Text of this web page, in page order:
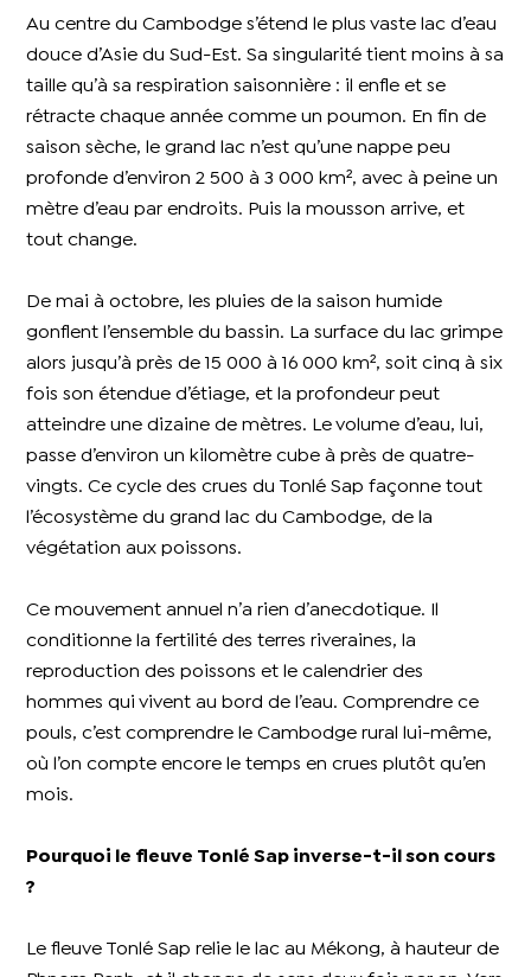
Au centre du Cambodge s’étend le plus vaste lac d’eau
douce d’Asie du Sud-Est. Sa singularité tient moins à sa
taille qu’à sa respiration saisonnière : il enfle et se
rétracte chaque année comme un poumon. En fin de
saison sèche, le grand lac n’est qu’une nappe peu
profonde d’environ 2 500 à 3 000 km², avec à peine un
mètre d’eau par endroits. Puis la mousson arrive, et
tout change.
De mai à octobre, les pluies de la saison humide
gonflent l’ensemble du bassin. La surface du lac grimpe
alors jusqu’à près de 15 000 à 16 000 km², soit cinq à six
fois son étendue d’étiage, et la profondeur peut
atteindre une dizaine de mètres. Le volume d’eau, lui,
passe d’environ un kilomètre cube à près de quatre-
vingts. Ce cycle des crues du Tonlé Sap façonne tout
l’écosystème du grand lac du Cambodge, de la
végétation aux poissons.
Ce mouvement annuel n’a rien d’anecdotique. Il
conditionne la fertilité des terres riveraines, la
reproduction des poissons et le calendrier des
hommes qui vivent au bord de l’eau. Comprendre ce
pouls, c’est comprendre le Cambodge rural lui-même,
où l’on compte encore le temps en crues plutôt qu’en
mois.
Pourquoi le fleuve Tonlé Sap inverse-t-il son cours
?
Le fleuve Tonlé Sap relie le lac au Mékong, à hauteur de